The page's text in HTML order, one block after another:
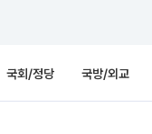
국회/정당 국방/외교